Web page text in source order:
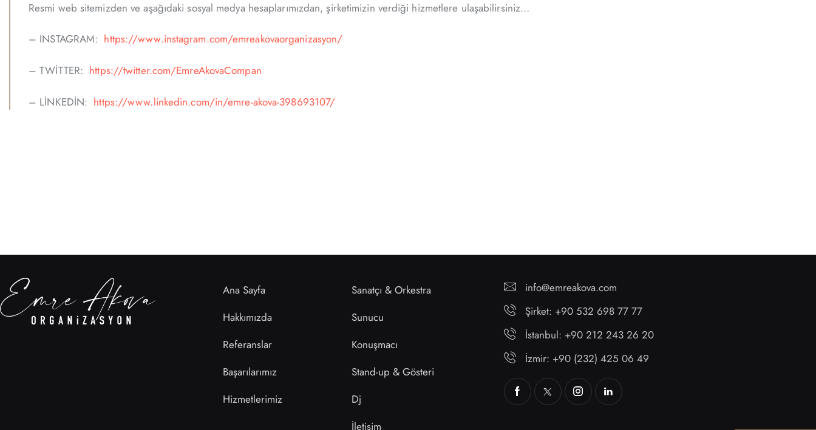
Resmi web sitemizden ve aşağıdaki sosyal medya hesaplarımızdan, şirketimizin verdiği hizmetlere ulaşabilirsiniz…
– INSTAGRAM: https://www.instagram.com/emreakovaorganizasyon/
– TWİTTER: https://twitter.com/EmreAkovaCompan
– LİNKEDİN: https://www.linkedin.com/in/emre-akova-398693107/
Ana Sayfa
Hakkımızda
Referanslar
Başarılarımız
Hizmetlerimiz
Sanatçı & Orkestra
Sunucu
Konuşmacı
Stand-up & Gösteri
Dj
İletişim
info@emreakova.com
Şirket: +90 532 698 77 77
İstanbul: +90 212 243 26 20
İzmir: +90 (232) 425 06 49